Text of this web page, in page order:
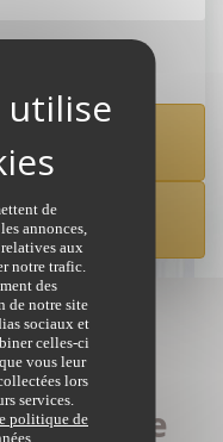
ne
de
annonces,
aux
notre trafic.
des
de notre site
sociaux et
celles-ci
vous leur
lors
services.
politique de